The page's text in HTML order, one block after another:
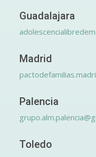
Guadalajara
Madrid
Palencia
Toledo